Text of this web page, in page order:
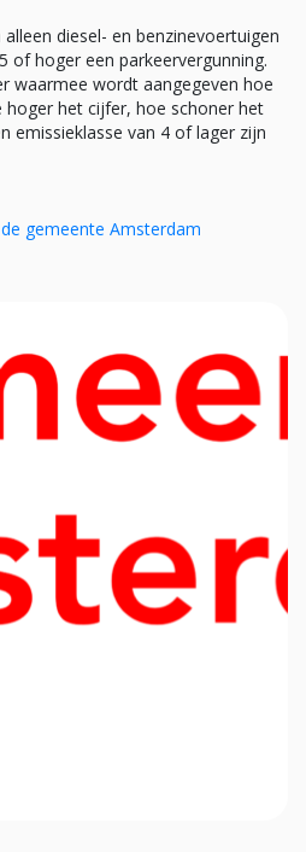
diesel- en benzinevoertuigen
of hoger een parkeervergunning.
waarmee wordt aangegeven hoe
hoger het cijfer, hoe schoner het
emissieklasse van 4 of lager zijn
gemeente Amsterdam